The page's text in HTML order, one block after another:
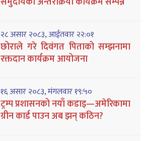
२८ असार २०८३, आईतवार २२:०१
छोराले गरे दिवंगत पिताको सम्झनामा
रक्तदान कार्यक्रम आयोजना
१६ असार २०८३, मंगलवार १९:५०
ट्रम्प प्रशासनको नयाँ कडाइ—अमेरिकामा
ग्रीन कार्ड पाउन अब झन् कठिन?